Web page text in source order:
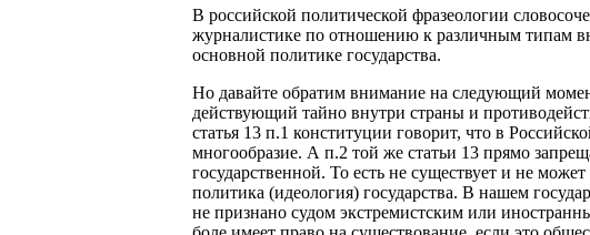
В российской политической фразеологии
журналистике по отношению к различным типам
основной политике государства.
Но давайте обратим внимание на следующий
действующий тайно внутри страны и
статья 13 п.1 конституции говорит, что в
многообразие. А п.2 той же статьи 13 прямо
государственной. То есть не существует и не
политика (идеология) государства. В нашем
не признано судом экстремистским или